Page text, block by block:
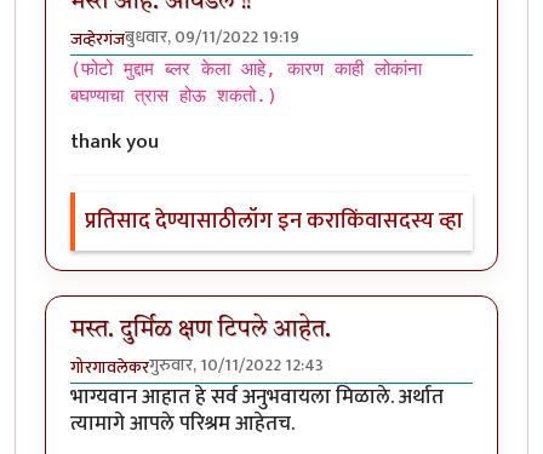
जव्हेरगंजबुधवार, 09/11/2022 19:19
(फोटो मुद्दाम ब्लर केला आहे, कारण काही लोकांना
बघण्याचा त्रास होऊ शकतो.)
thank you
प्रतिसाद देण्यासाठीलॉग इन कराकिंवासदस्य व्हा
मस्त. दुर्मिळ क्षण टिपले आहेत.
गोरगावलेकरगुरुवार, 10/11/2022 12:43
भाग्यवान आहात हे सर्व अनुभवायला मिळाले. अर्थात
त्यामागे आपले परिश्रम आहेतच.